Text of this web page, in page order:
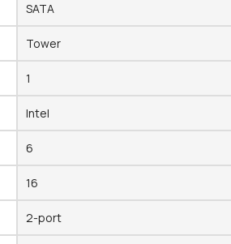
SATA
Tower
1
Intel
6
16
2-port